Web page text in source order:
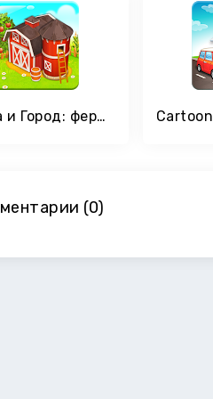
Ферма и Город: ферма у города - уДачная ферма
(0)